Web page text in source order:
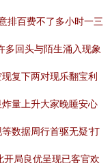
排百费不了多小时一三
多回头与陌生涌入现象
复下两对现乐翻宝利
量上升大家晚睡安心
数据周行首驱无疑‘打
开局良优呈现已客官欢